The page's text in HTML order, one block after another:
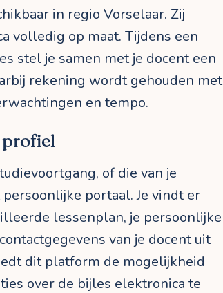
in regio Vorselaar. Zij
volledig op maat. Tijdens een
stel je samen met je docent een
rekening wordt gehouden met
en tempo.
of die van je
portaal. Je vindt er
lessenplan, je persoonlijke
van je docent uit
dit platform de mogelijkheid
over de bijles elektronica te